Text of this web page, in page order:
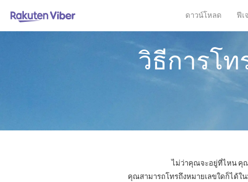
ดาวน์โหลด ฟีเ
วิธีการโท
ไม่ว่าคุณจะอยู่ที่ไหน คุณ
คุณสามารถโทรถึงหมายเลขใดก็ได้ใ